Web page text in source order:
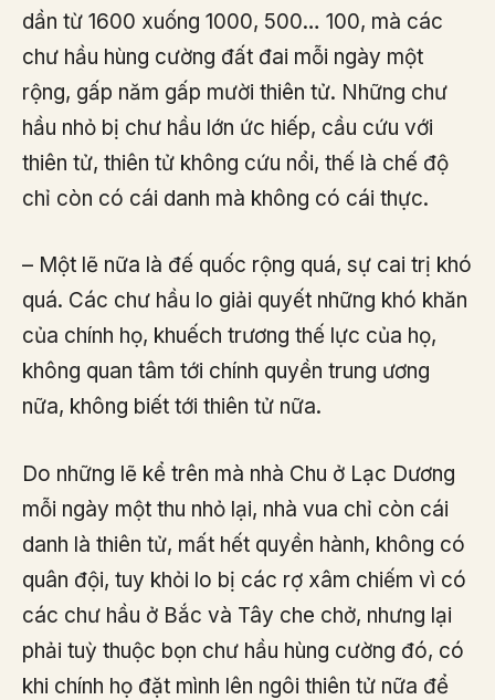
dần từ 1600 xuống 1000, 500… 100, mà các
chư hầu hùng cường đất đai mỗi ngày một
rộng, gấp năm gấp mười thiên tử. Những chư
hầu nhỏ bị chư hầu lớn ức hiếp, cầu cứu với
thiên tử, thiên tử không cứu nổi, thế là chế độ
chỉ còn có cái danh mà không có cái thực.
– Một lẽ nữa là đế quốc rộng quá, sự cai trị khó
quá. Các chư hầu lo giải quyết những khó khăn
của chính họ, khuếch trương thế lực của họ,
không quan tâm tới chính quyền trung ương
nữa, không biết tới thiên tử nữa.
Do những lẽ kể trên mà nhà Chu ở Lạc Dương
mỗi ngày một thu nhỏ lại, nhà vua chỉ còn cái
danh là thiên tử, mất hết quyền hành, không có
quân đội, tuy khỏi lo bị các rợ xâm chiếm vì có
các chư hầu ở Bắc và Tây che chở, nhưng lại
phải tuỳ thuộc bọn chư hầu hùng cường đó, có
khi chính họ đặt mình lên ngôi thiên tử nữa để